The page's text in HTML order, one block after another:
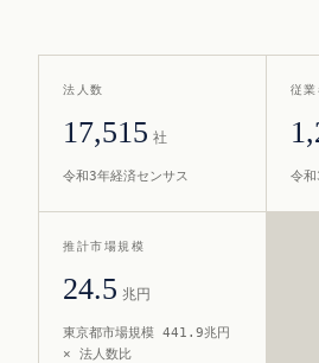
法人数
17,515 社
令和3年経済センサス
従業
令
推計市場規模
24.5 兆円
東京都市場規模 441.9兆円
× 法人数比